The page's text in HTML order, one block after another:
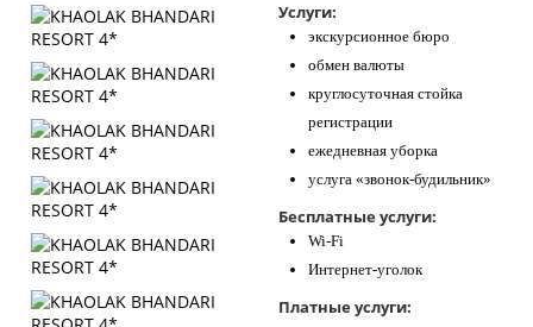
Услуги:
экскурсионное бюро
обмен валюты
круглосуточная стойка
регистрации
ежедневная уборка
услуга «звонок-будильник»
Бесплатные услуги:
Wi-Fi
Интернет-уголок
Платные услуги: